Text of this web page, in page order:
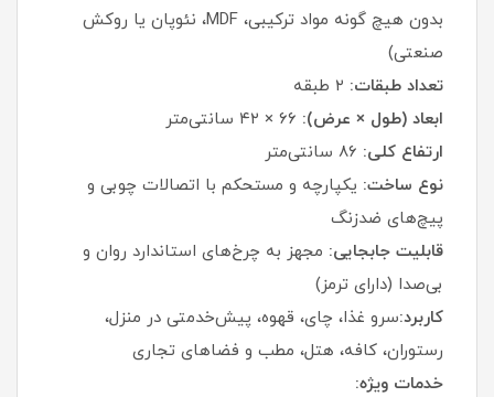
بدون هیچ گونه مواد ترکیبی، MDF، نئوپان یا روکش
صنعتی)
تعداد طبقات: ۲ طبقه
ابعاد (طول × عرض): ۶۶ × ۴۲ سانتی‌متر
ارتفاع کلی:
نوع ساخت: یکپارچه و مستحکم با اتصالات چوبی و
پیچ‌های ضدزنگ
قابلیت جابجایی: مجهز به چرخ‌های استاندارد روان و
بی‌صدا (دارای ترمز)
کاربرد:سرو غذا، چای، قهوه، پیش‌خدمتی در منزل،
رستوران، کافه، هتل، مطب و فضاهای تجاری
خدمات ویژه: